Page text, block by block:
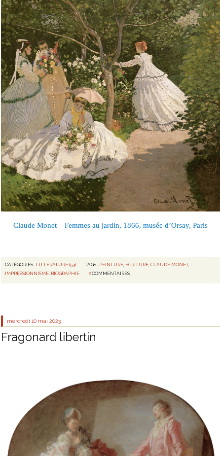
Claude Monet – Femmes au jardin, 1866, musée d’Orsay, Paris
CATÉGORIES : LITTÉRATURE (53) TAGS : PEINTURE ÉCRITURE ,CLAUDE MONET,
IMPRESSIONNISME, BIOGRAPHIE 2 COMMENTAIRES
mercredi 10 mai 2023
Fragonard libertin